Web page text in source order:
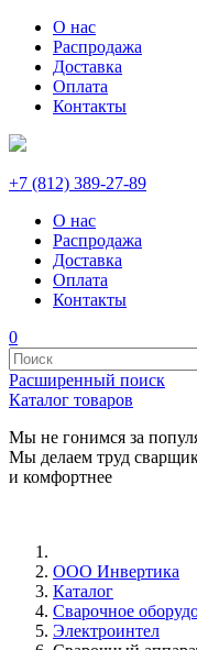
О нас
Распродажа
Доставка
Оплата
Контакты
+7 (812) 389-27-89
О нас
Распродажа
Доставка
Оплата
Контакты
0
Расширенный поиск
Каталог товаров
Мы не гонимся за
Мы делаем труд
и комфортнее
ООО Инвертика
Каталог
Сварочное
Электроинтел